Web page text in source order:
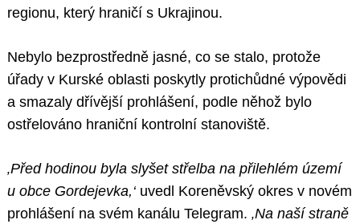
regionu, který hraničí s Ukrajinou.
Nebylo bezprostředně jasné, co se stalo, protože
úřady v Kurské oblasti poskytly protichůdné výpovědi
a smazaly dřívější prohlášení, podle něhož bylo
ostřelováno hraniční kontrolní stanoviště.
‚Před hodinou byla slyšet střelba na přilehlém území
u obce Gordejevka,‘ uvedl Koreněvský okres v novém
prohlášení na svém kanálu Telegram. ‚Na naší straně